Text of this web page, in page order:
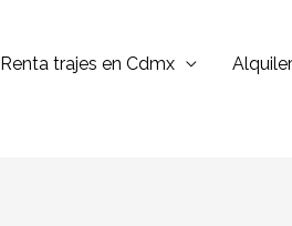
Renta trajes en Cdmx